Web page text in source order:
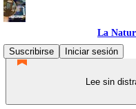
La
Suscribirse
Iniciar sesión
Lee sin